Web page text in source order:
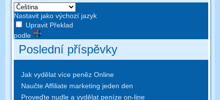
Nastavit jako výchozí jazyk
Upravit Překlad
podle
Poslední příspěvky
Jak vydělat více peněz Online
Naučte Affiliate marketing jeden den
Proveďte nudle a vydělat peníze on-line